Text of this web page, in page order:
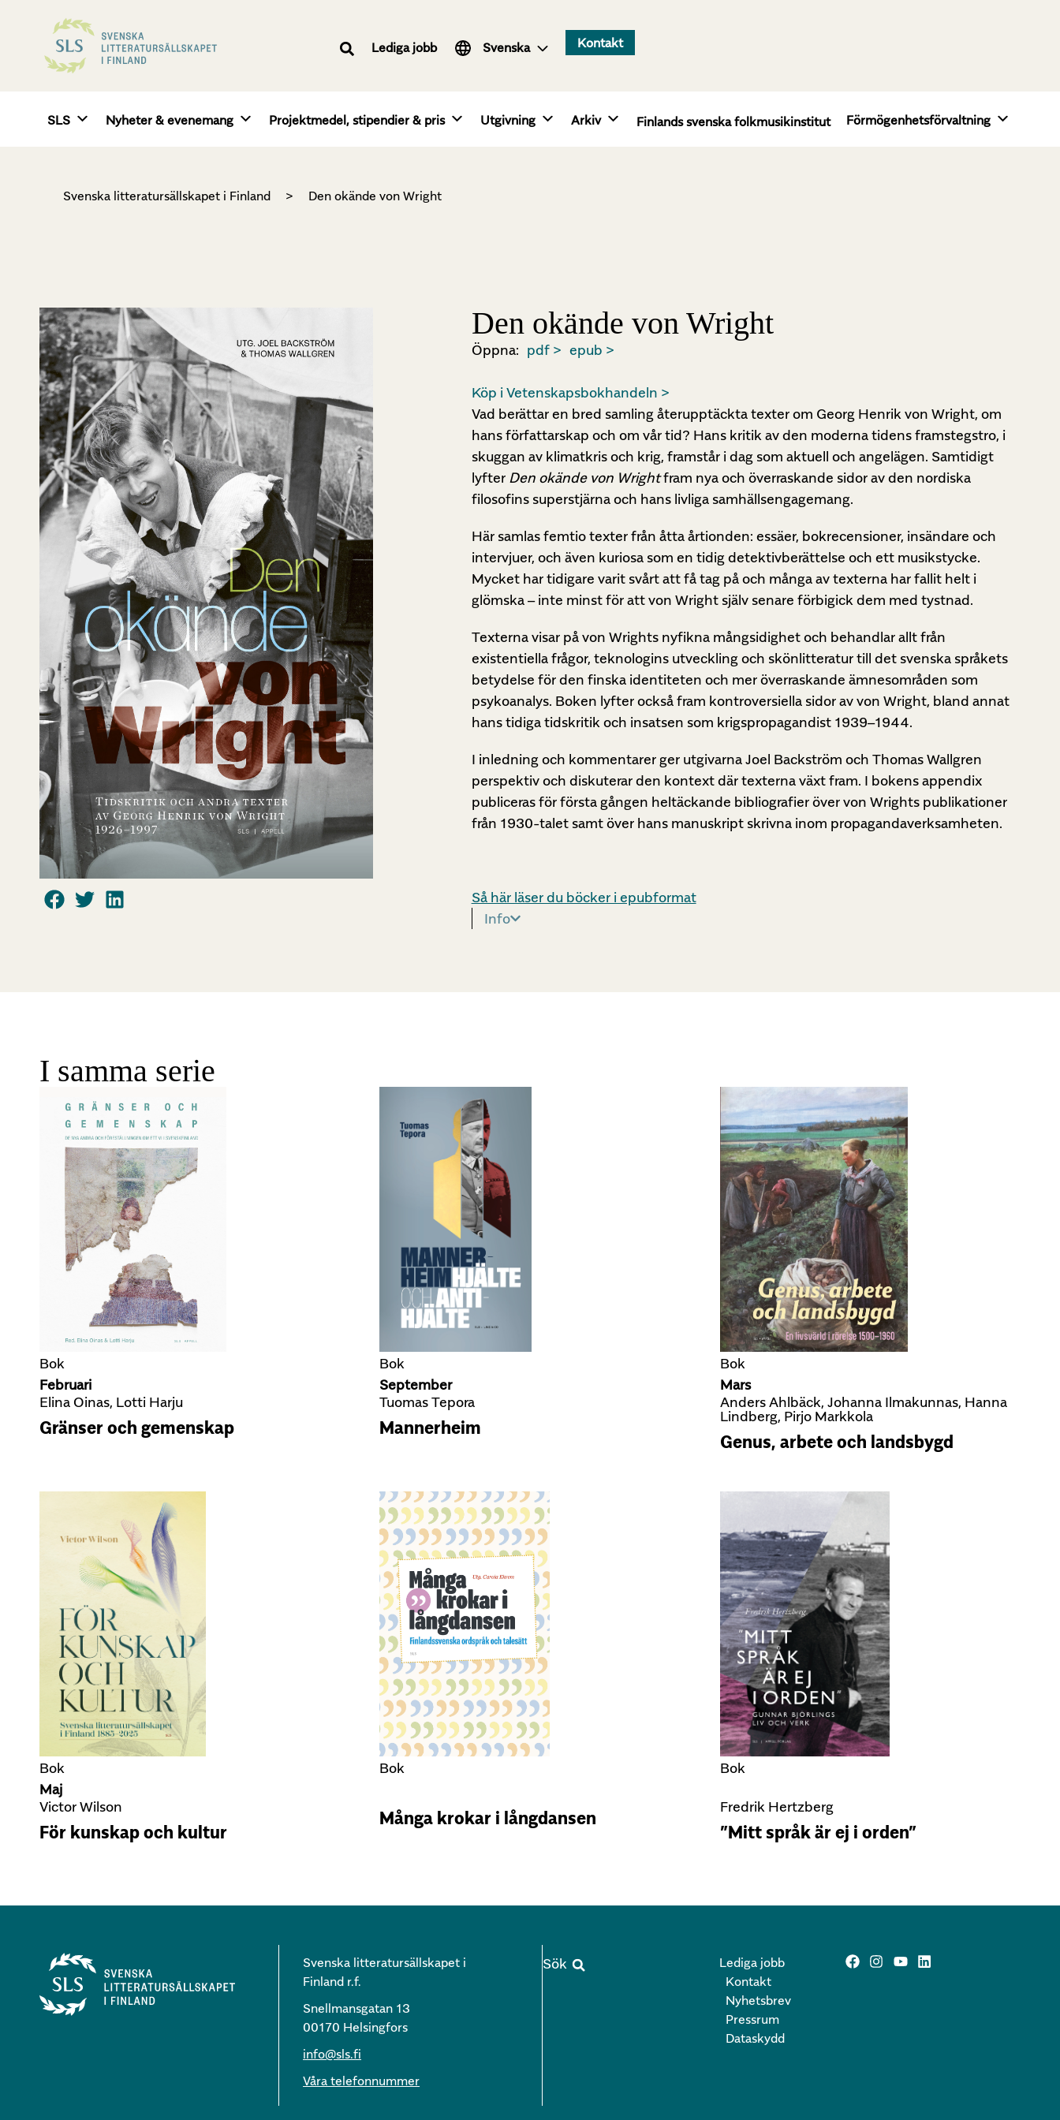
Lediga jobb Svenska
English Kontakt
SLS Nyheter & evenemang Projektmedel, stipendier & pris Utgivning Arkiv Finlands svenska folkmusikinstitut Förmögenhetsförvaltning
Svenska litteratursällskapet i Finland > Den okände von Wright
Den okände von Wright
Öppna: pdf > epub >
Köp i Vetenskapsbokhandeln >
Vad berättar en bred samling återupptäckta texter om Georg Henrik von Wright, om
hans författarskap och om vår tid? Hans kritik av den moderna tidens framstegstro, i
skuggan av klimatkris och krig, framstår i dag som aktuell och angelägen. Samtidigt
lyfter Den okände von Wrightfram nya och överraskande sidor av den nordiska
filosofins superstjärna och hans livliga samhällsengagemang.
Här samlas femtio texter från åtta årtionden: essäer, bokrecensioner, insändare och
intervjuer, och även kuriosa som en tidig detektivberättelse och ett musikstycke.
Mycket har tidigare varit svårt att få tag på och många av texterna har fallit helt i
glömska – inte minst för att von Wright själv senare förbigick dem med tystnad.
Texterna visar på von Wrights nyfikna mångsidighet och behandlar allt från
existentiella frågor, teknologins utveckling och skönlitteratur till det svenska språkets
betydelse för den finska identiteten och mer överraskande ämnesområden som
psykoanalys. Boken lyfter också fram kontroversiella sidor av von Wright, bland annat
hans tidiga tidskritik och insatsen som krigspropagandist 1939–1944.
I inledning och kommentarer ger utgivarna Joel Backström och Thomas Wallgren
perspektiv och diskuterar den kontext där texterna växt fram. I bokens appendix
publiceras för första gången heltäckande bibliografier över von Wrights publikationer
från 1930-talet samt över hans manuskript skrivna inom propagandaverksamheten.
Så här läser du böcker i epubformat
Info
I samma serie
Bok
Februari
Elina Oinas, Lotti Harju
Gränser och gemenskap
Bok
September
Tuomas Tepora
Mannerheim
Bok
Mars
Anders Ahlbäck, Johanna Ilmakunnas, Hanna
Lindberg, Pirjo Markkola
Genus, arbete och landsbygd
Bok
Maj
Victor Wilson
För kunskap och kultur
Bok
Många krokar i långdansen
Bok
Fredrik Hertzberg
”Mitt språk är ej i orden”
Svenska litteratursällskapet i
Finland r.f.
Snellmansgatan 13
00170 Helsingfors
info@sls.fi
Våra telefonnummer
Lediga jobb
Kontakt
Nyhetsbrev
Pressrum
Dataskydd